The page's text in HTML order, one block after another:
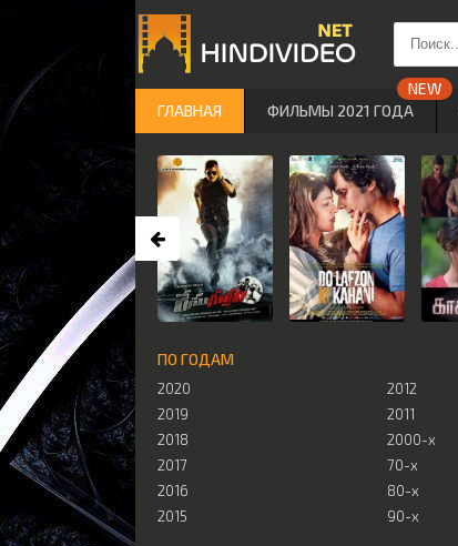
ПО ГОДАМ
2020
2019
2018
2017
2016
2015
2012
2011
2000-х
70-х
80-х
90-х
ГЛАВНАЯ ФИЛЬМЫ 2021 ГОДА